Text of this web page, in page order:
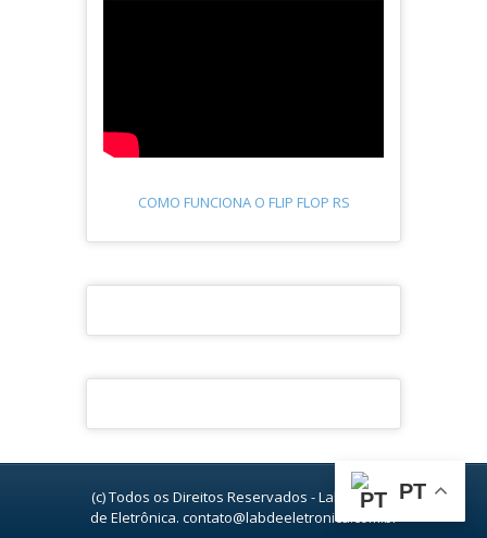
COMO FUNCIONA O FLIP FLOP RS
(c) Todos os Direitos Reservados - Laboratório
de Eletrônica. contato@labdeeletronica.com.br
PT